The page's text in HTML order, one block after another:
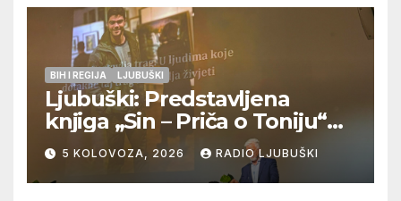
natjecanje
BIH I REGIJA LJUBUŠKI
Ljubuški: Predstavljena
knjiga „Sin – Priča o Toniju“
dr. sc. Zdenka Hercega
5 KOLOVOZA, 2026 RADIO LJUBUŠKI